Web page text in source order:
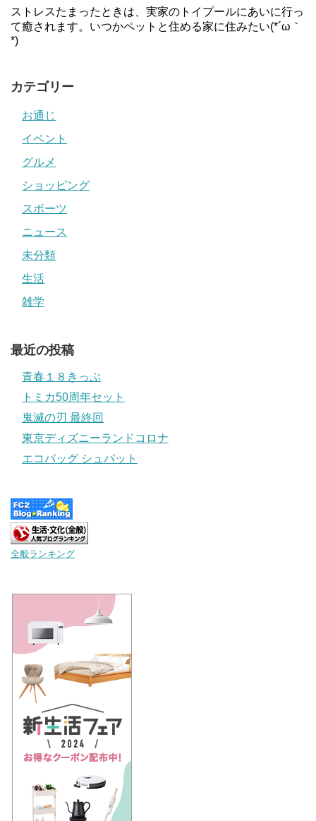
ストレスたまったときは、実家のトイプールにあいに行っ
て癒されます。いつかペットと住める家に住みたい(*´ω｀
*)
カテゴリー
お通じ
イベント
グルメ
ショッピング
スポーツ
ニュース
未分類
生活
雑学
最近の投稿
青春１８きっぷ
トミカ50周年セット
鬼滅の刃 最終回
東京ディズニーランドコロナ
エコバッグ シュパット
全般ランキング